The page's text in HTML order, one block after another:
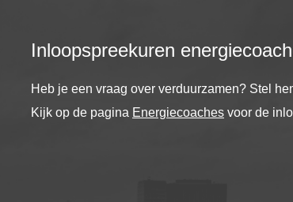
Inloopspreekuren
Heb je een vraag over verduurzamen? Stel
Kijk op de pagina Energiecoaches voor de